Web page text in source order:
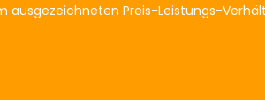
ausgezeichneten Preis-Leistungs-